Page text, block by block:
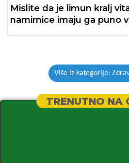
Mislite da je limun kralj
namirnice imaju ga puno
Više iz kategorije:
TRENUTNO NA